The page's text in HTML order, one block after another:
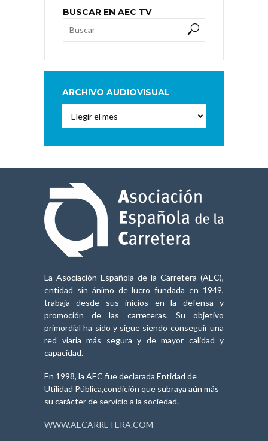
BUSCAR EN AEC TV
ARCHIVO AUDIOVISUAL
Audiovisual
La Asociación Española de la Carretera (AEC),
entidad sin ánimo de lucro fundada en 1949,
trabaja desde sus inicios en la defensa y
promoción de las carreteras. Su objetivo
primordial ha sido y sigue siendo conseguir una
red viaria más segura y de mayor calidad y
capacidad.
En 1998, la AEC fue declarada Entidad de
Utilidad Pública,condición que subraya aún más
su carácter de servicio a la sociedad.
WWW.AECARRETERA.COM